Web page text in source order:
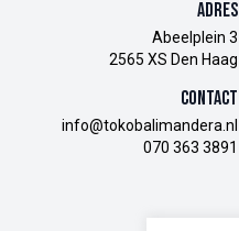
Adres
Abeelplein 3
2565 XS Den Haag
Contact
info@tokobalimandera.nl
070 363 3891